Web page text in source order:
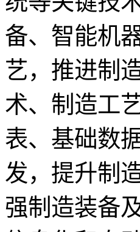
备、智能机
艺，推进制
术、制造工
表、基础数
发，提升制
强制造装备